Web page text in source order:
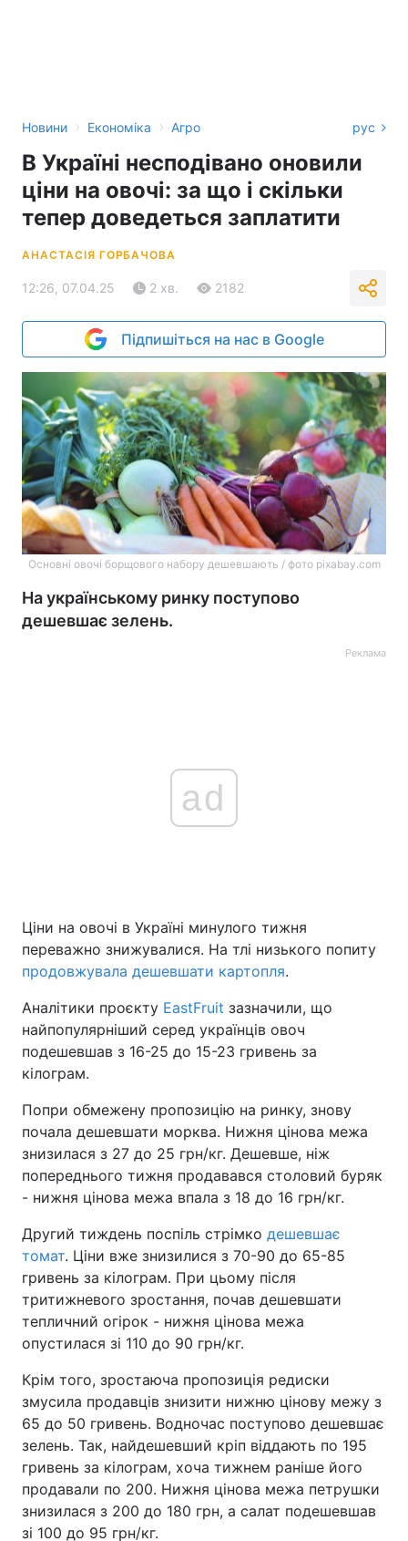
Новини › Економіка › Агро рус
В Україні несподівано оновили
ціни на овочі: за що і скільки
тепер доведеться заплатити
АНАСТАСІЯ ГОРБАЧОВА
12:26, 07.04.25 2 хв. 2182
Підпишіться на нас в Google
Основні овочі борщового набору дешевшають / фото pixabay.com
На українському ринку поступово
дешевшає зелень.
Реклама
ad
Ціни на овочі в Україні минулого тижня
переважно знижувалися. На тлі низького попиту
продовжувала дешевшати картопля.
Аналітики проєкту EastFruit зазначили, що
найпопулярніший серед українців овоч
подешевшав з 16-25 до 15-23 гривень за
кілограм.
Попри обмежену пропозицію на ринку, знову
почала дешевшати морква. Нижня цінова межа
знизилася з 27 до 25 грн/кг. Дешевше, ніж
попереднього тижня продавався столовий буряк
- нижня цінова межа впала з 18 до 16 грн/кг.
Другий тиждень поспіль стрімко дешевшає
томат. Ціни вже знизилися з 70-90 до 65-85
гривень за кілограм. При цьому після
тритижневого зростання, почав дешевшати
тепличний огірок - нижня цінова межа
опустилася зі 110 до 90 грн/кг.
Крім того, зростаюча пропозиція редиски
змусила продавців знизити нижню цінову межу з
65 до 50 гривень. Водночас поступово дешевшає
зелень. Так, найдешевший кріп віддають по 195
гривень за кілограм, хоча тижнем раніше його
продавали по 200. Нижня цінова межа петрушки
знизилася з 200 до 180 грн, а салат подешевшав
зі 100 до 95 грн/кг.